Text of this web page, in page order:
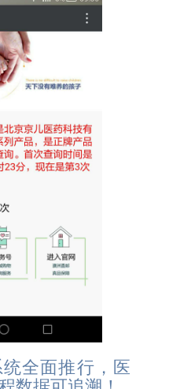
全面推行，医